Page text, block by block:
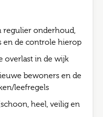
regulier onderhoud,
en de controle hierop
overlast in de wijk
bewoners en de
leefregels
heel, veilig en